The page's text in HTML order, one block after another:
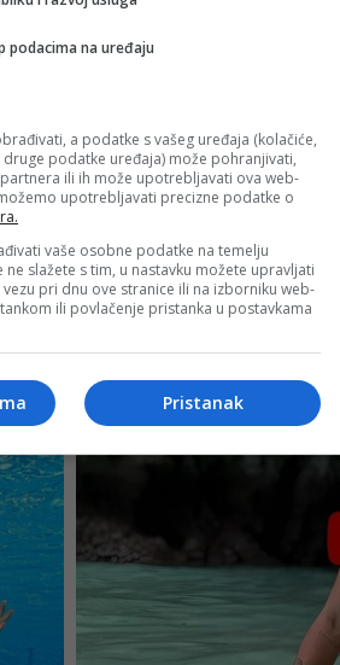
podacima na uređaju
a podatke s vašeg uređaja (kolačiće,
podatke uređaja) može pohranjivati,
ili ih može upotrebljavati ova web-
upotrebljavati precizne podatke o
vaše osobne podatke na temelju
slažete s tim, u nastavku možete upravljati
pri dnu ove stranice ili na izborniku web-
ili povlačenje pristanka u postavkama
Pristanak